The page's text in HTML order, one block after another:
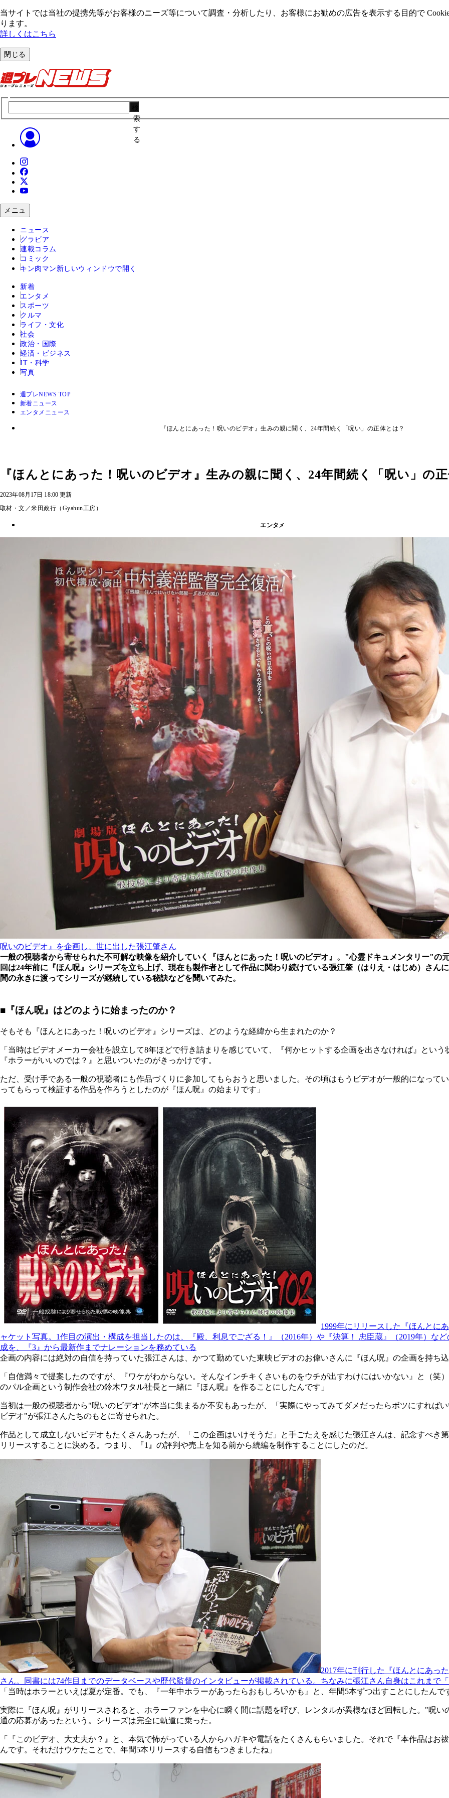
当サイトでは当社の提携先等がお客様のニーズ等について調査・分析したり、お客様にお勧めの広告を表⽰する⽬的で
ります。
詳しくはこちら
閉じる
索
す
る
メニュ
ニュース
グラビア
連載コラム
コミック
キン肉マン 新しいウィンドウで開く
新着
エンタメ
スポーツ
クルマ
ライフ・文化
社会
政治・国際
経済・ビジネス
IT・科学
写真
週プレNEWS TOP
新着ニュース
エンタメニュース
『ほんとにあった！呪いのビデオ』生みの親に聞く、24年間続く「呪い」の正体とは？
『ほんとにあった！呪いのビデオ』生みの親に聞く、24年間続く「呪い」の
2023年08月17日 18:00 更新
取材・文／米田政行（Gyahun工房）
エンタメ
呪いのビデオ』を企画し、世に出した張江肇さん
一般の視聴者から寄せられた不可解な映像を紹介していく『ほんとにあった！呪いのビデオ』。"心霊ドキュメンタリー"の
回は24年前に『ほん呪』シリーズを立ち上げ、現在も製作者として作品に関わり続けている張江肇（はりえ・はじめ）さん
間の永きに渡ってシリーズが継続している秘訣などを聞いてみた。
■『ほん呪』はどのように始まったのか？
そもそも『ほんとにあった！呪いのビデオ』シリーズは、どのような経緯から生まれたのか？
「当時はビデオメーカー会社を設立して8年ほどで行き詰まりを感じていて、『何かヒットする企画を出さなければ』とい
『ホラーがいいのでは？』と思いついたのがきっかけです。
ただ、受け手である一般の視聴者にも作品づくりに参加してもらおうと思いました。その頃はもうビデオが一般的になって
ってもらって検証する作品を作ろうとしたのが『ほん呪』の始まりです」
1999年にリリースした『ほんとに
ャケット写真。1作目の演出・構成を担当したのは、『殿、利息でござる！』（2016年）や『決算！ 忠臣蔵』（2019年）な
成を、『3』から最新作までナレーションを務めている
企画の内容には絶対の自信を持っていた張江さんは、かつて勤めていた東映ビデオのお偉いさんに『ほん呪』の企画を持ち
「自信満々で提案したのですが、『ワケがわからない。そんなインチキくさいものをウチが出すわけにはいかない』と（
のパル企画という制作会社の鈴木ワタル社長と一緒に『ほん呪』を作ることにしたんです」
当初は一般の視聴者から"呪いのビデオ"が本当に集まるか不安もあったが、「実際にやってみてダメだったらボツにすれば
ビデオ"が張江さんたちのもとに寄せられた。
作品として成立しないビデオもたくさんあったが、「この企画はいけそうだ」と手ごたえを感じた張江さんは、記念すべき
リリースすることに決める。つまり、『1』の評判や売上を知る前から続編を制作することにしたのだ。
2017年に刊行した『ほんとにあっ
さん。同書には74作目までのデータベースや歴代監督のインタビューが掲載されている。ちなみに張江さん自身はこれまで
「当時はホラーといえば夏が定番。でも、『一年中ホラーがあったらおもしろいかも』と、年間5本ずつ出すことにしたんで
実際に『ほん呪』がリリースされると、ホラーファンを中心に瞬く間に話題を呼び、レンタルが異様なほど回転した。"呪
通の応募があったという。シリーズは完全に軌道に乗った。
「『このビデオ、大丈夫か？』と、本気で怖がっている人からハガキや電話をたくさんもらいました。それで『本作品は
んです。それだけウケたことで、年間5本リリースする自信もつきましたね」